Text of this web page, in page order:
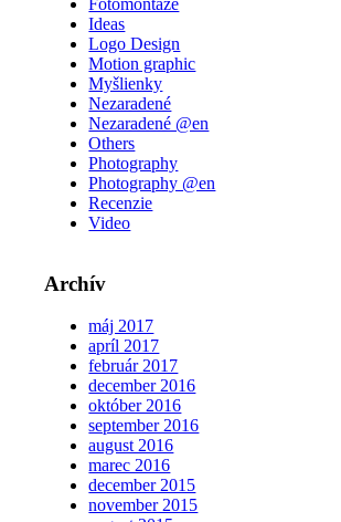
Fotomontáže
Ideas
Logo Design
Motion graphic
Myšlienky
Nezaradené
Nezaradené @en
Others
Photography
Photography @en
Recenzie
Video
Archív
máj 2017
apríl 2017
február 2017
december 2016
október 2016
september 2016
august 2016
marec 2016
december 2015
november 2015